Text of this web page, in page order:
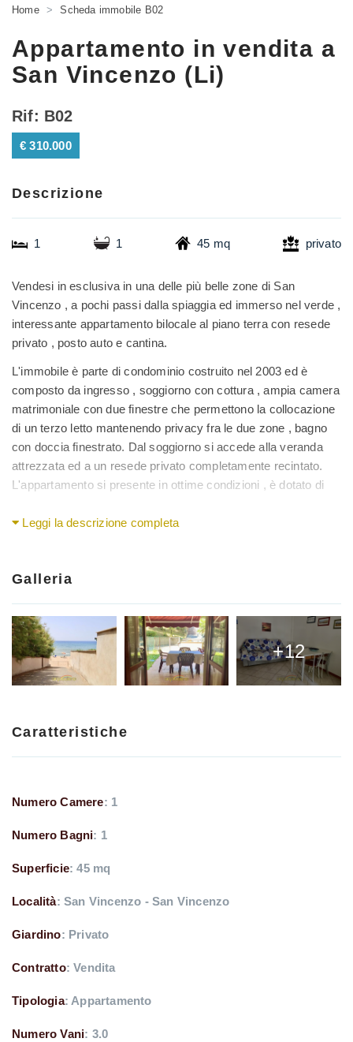
Home Scheda immobile B02
Appartamento in vendita a
San Vincenzo (Li)
Rif: B02
€ 310.000
Descrizione
1 1 45 mq privato
Vendesi in esclusiva in una delle più belle zone di San
Vincenzo , a pochi passi dalla spiaggia ed immerso nel verde ,
interessante appartamento bilocale al piano terra con resede
privato , posto auto e cantina.
L'immobile è parte di condominio costruito nel 2003 ed è
composto da ingresso , soggiorno con cottura , ampia camera
matrimoniale con due finestre che permettono la collocazione
di un terzo letto mantenendo privacy fra le due zone , bagno
con doccia finestrato. Dal soggiorno si accede alla veranda
attrezzata ed a un resede privato completamente recintato.
L'appartamento si presente in ottime condizioni , è dotato di
cantina al piano seminterrato.
piscina che garantisce pieno relax con le sue attrezzature
durante le giornate ventose.
L'appartamento viene venduto completo di arredi, attrezzature
spiaggia e giardino.
completo relax !!!!
Leggi la descrizione completa
Galleria
+12
Caratteristiche
Numero Camere: 1
Numero Bagni: 1
Superficie: 45 mq
Località: San Vincenzo - San Vincenzo
Giardino: Privato
Contratto: Vendita
Tipologia: Appartamento
Numero Vani: 3.0
*Il tuo indirizzo Email
*Il nome del tuo amico
*L'indirizzo Email del tuo amico
INVIA
Voglio ricevere immobili simili da Immobiliare Arcobaleno.
INVIA